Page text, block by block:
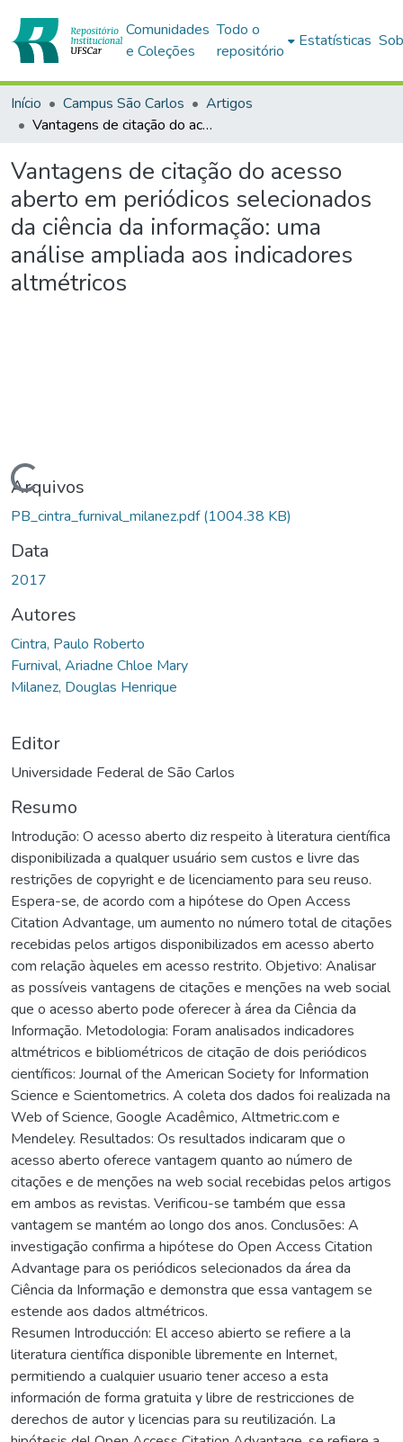
Comunidades
e Coleções
Todo o
repositório
Estatísticas
Início Campus São Carlos
Artigos
Vantagens de citação do acesso aberto em periódicos selecionados da ciência da informação: uma análise ampliada aos indicadores altmétricos
Vantagens de citação do acesso
aberto em periódicos selecionados
da ciência da informação: uma
análise ampliada aos indicadores
altmétricos
Arquivos
PB_cintra_furnival_milanez.pdf(1004.38 KB)
Data
2017
Autores
Cintra, Paulo Roberto
Furnival, Ariadne Chloe Mary
Milanez, Douglas Henrique
Editor
Universidade Federal de São Carlos
Resumo
Introdução: O acesso aberto diz respeito à literatura científica
disponibilizada a qualquer usuário sem custos e livre das
restrições de copyright e de licenciamento para seu reuso.
Espera-se, de acordo com a hipótese do Open Access
Citation Advantage, um aumento no número total de citações
recebidas pelos artigos disponibilizados em acesso aberto
com relação àqueles em acesso restrito. Objetivo: Analisar
as possíveis vantagens de citações e menções na web social
que o acesso aberto pode oferecer à área da Ciência da
Informação. Metodologia: Foram analisados indicadores
altmétricos e bibliométricos de citação de dois periódicos
científicos: Journal of the American Society for Information
Science e Scientometrics. A coleta dos dados foi realizada na
Web of Science, Google Acadêmico, Altmetric.com e
Mendeley. Resultados: Os resultados indicaram que o
acesso aberto oferece vantagem quanto ao número de
citações e de menções na web social recebidas pelos artigos
em ambos as revistas. Verificou-se também que essa
vantagem se mantém ao longo dos anos. Conclusões: A
investigação confirma a hipótese do Open Access Citation
Advantage para os periódicos selecionados da área da
Ciência da Informação e demonstra que essa vantagem se
estende aos dados altmétricos.
Resumen Introducción: El acceso abierto se refiere a la
literatura científica disponible libremente en Internet,
permitiendo a cualquier usuario tener acceso a esta
información de forma gratuita y libre de restricciones de
derechos de autor y licencias para su reutilización. La